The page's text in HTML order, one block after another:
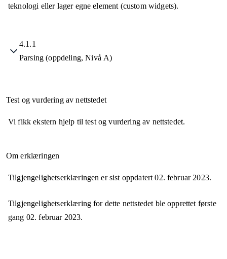
teknologi eller lager egne element (custom widgets).
4.1.1
Parsing (oppdeling, Nivå A)
Test og vurdering av nettstedet
Vi fikk ekstern hjelp til test og vurdering av nettstedet.
Om erklæringen
Tilgjengelighetserklæringen er sist oppdatert02. februar 2023.
Tilgjengelighetserklæring for dette nettstedet ble opprettet første
gang 02. februar 2023.